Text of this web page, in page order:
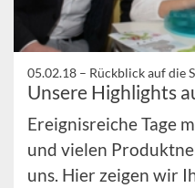
05.02.18 – Rückblick auf die
Unsere Highlights
Ereignisreiche Tage
und vielen
uns. Hier zeigen wir